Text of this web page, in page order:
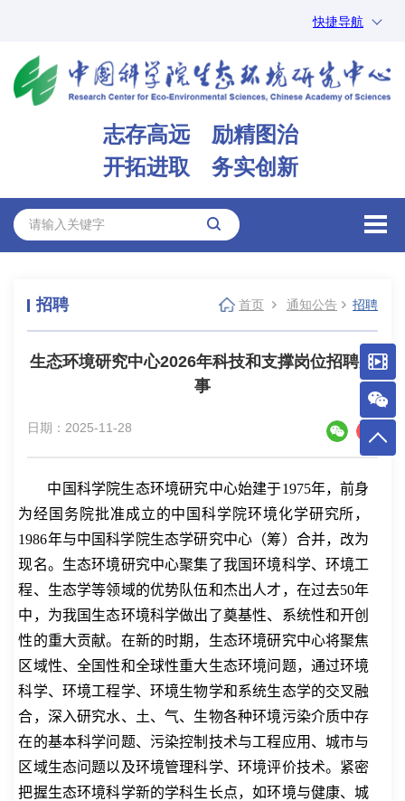
快捷导航
ARP
邮箱
志存高远 励精图治
开拓进取 务实创新
招聘 首页 通知公告 招聘
生态环境研究中心2026年科技和支撑岗位招聘启
事
日期：2025-11-28
中国科学院生态环境研究中心始建于1975年，前身
为经国务院批准成立的中国科学院环境化学研究所，
1986年与中国科学院生态学研究中心 （筹） 合并，改为
现名。生态环境研究中心聚集了我国环境科学、环境工
程、生态学等领域的优势队伍和杰出人才，在过去50年
中，为我国生态环境科学做出了奠基性、系统性和开创
性的重大贡献。在新的时期，生态环境研究中心将聚焦
区域性、全国性和全球性重大生态环境问题，通过环境
科学、环境工程学、环境生物学和系统生态学的交叉融
合，深入研究水、土、气、生物各种环境污染介质中存
在的基本科学问题、污染控制技术与工程应用、城市与
区域生态问题以及环境管理科学、环境评价技术。紧密
把握生态环境科学新的学科生长点，如环境与健康、城